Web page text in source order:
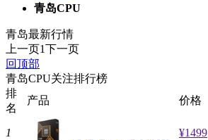
青岛CPU
青岛最新行情
上一页1下一页
回顶部
青岛CPU关注排行榜
排
名
产品 价格
1
¥1499